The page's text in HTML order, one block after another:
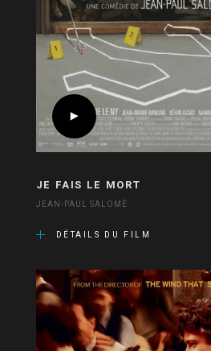
JE FAIS LE MORT
JEAN-PAUL SALOMÉ
DÉTAILS DU FILM